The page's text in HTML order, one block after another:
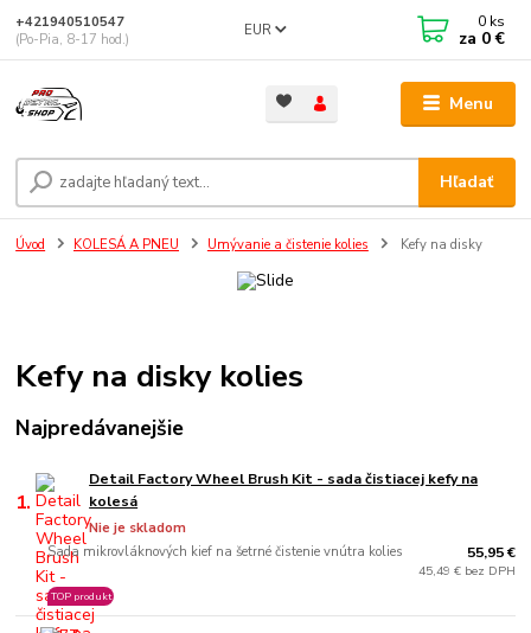
Menu
EUR
Hľadať
+421940510547
(Po-Pia, 8-17 hod.)
0 ks
za 0 €
Úvod KOLESÁ A PNEU Umývanie a čistenie kolies Kefy na disky
Kefy na disky kolies
Najpredávanejšie
1.
Detail Factory Wheel Brush Kit - sada čistiacej kefy na
kolesá
Sada mikrovláknových kief na šetrné čistenie vnútra kolies
Nie je skladom
TOP produkt
55,95 €
45,49 € bez DPH